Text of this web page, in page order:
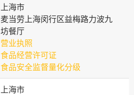
上海市
麦当劳上海闵行区益梅路力波九
坊餐厅
营业执照
食品经营许可证
食品安全监督量化分级
上海市